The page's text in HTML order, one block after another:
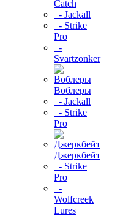
Catch
- Jackall
- Strike
Pro
-
Svartzonker
Воблеры
- Jackall
- Strike
Pro
Джеркбейт
- Strike
Pro
-
Wolfcreek
Lures